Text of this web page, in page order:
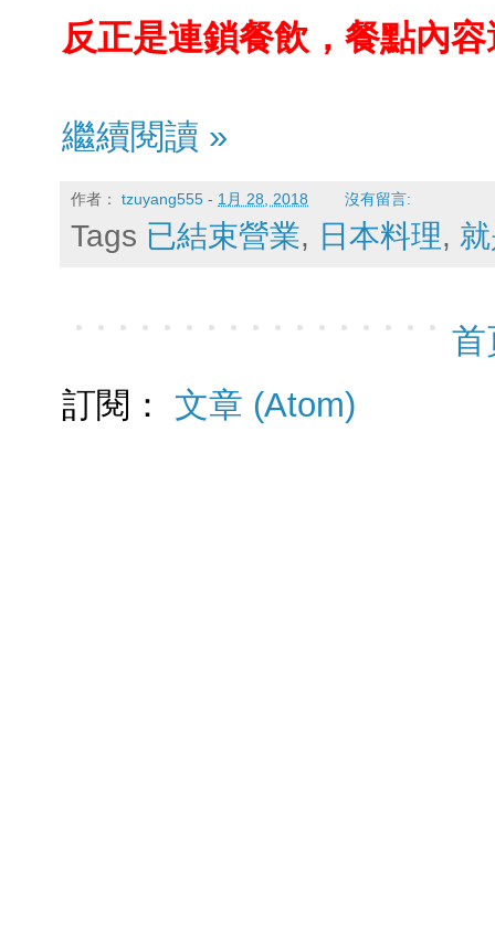
反正是連鎖餐飲，餐點內
繼續閱讀 »
作者： tzuyang555 - 1月 28, 2018 沒有留言:
Tags 已結束營業, 日本料理,
首
訂閱： 文章 (Atom)